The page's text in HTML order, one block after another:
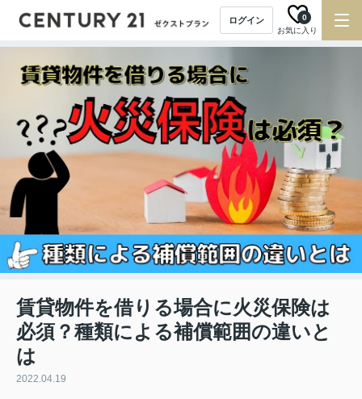
ログイン
お気に入り
0
賃貸物件を借りる場合に火災保険は
必須？種類による補償範囲の違いと
は
2022.04.19